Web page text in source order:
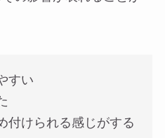
すい
付けられる感じがする